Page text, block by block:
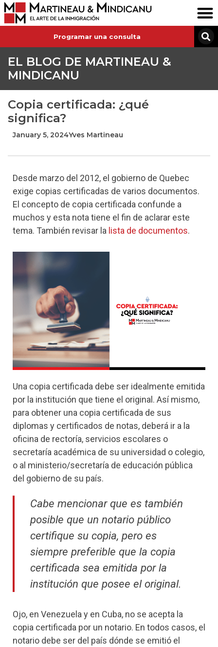
Programar una consulta
EL BLOG DE MARTINEAU &
MINDICANU
Copia certificada: ¿qué
significa?
January 5, 2024Yves Martineau
Desde marzo del 2012, el gobierno de Quebec
exige copias certificadas de varios documentos.
El concepto de copia certificada confunde a
muchos y esta nota tiene el fin de aclarar este
tema. También revisar la lista de documentos.
Una copia certificada debe ser idealmente emitida
por la institución que tiene el original. Así mismo,
para obtener una copia certificada de sus
diplomas y certificados de notas, deberá ir a la
oficina de rectoría, servicios escolares o
secretaría académica de su universidad o colegio,
o al ministerio/secretaría de educación pública
del gobierno de su país.
Cabe mencionar que es también
posible que un notario público
certifique su copia, pero es
siempre preferible que la copia
certificada sea emitida por la
institución que posee el original.
Ojo, en Venezuela y en Cuba, no se acepta la
copia certificada por un notario. En todos casos, el
notario debe ser del país dónde se emitió el